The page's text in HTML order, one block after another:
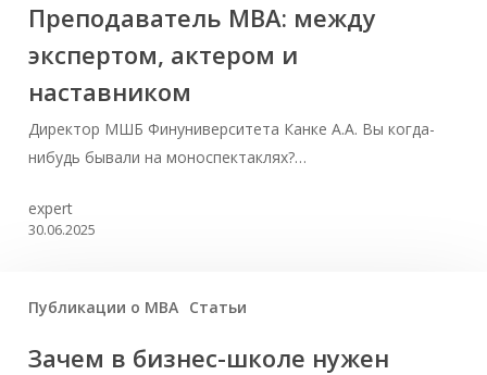
Преподаватель MBA: между
экспертом, актером и
наставником
Директор МШБ Финуниверситета Канке А.А. Вы когда-
нибудь бывали на моноспектаклях?…
expert
30.06.2025
Публикации о МВА Статьи
Зачем в бизнес-школе нужен